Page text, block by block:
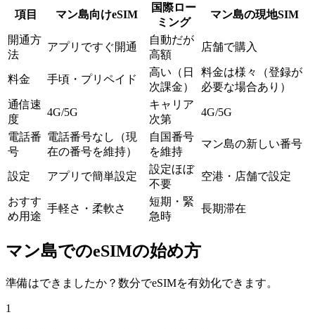
項目 マン島向けeSIM
国際ロー
ミング
マン島の現地SIM
開通方
法
アプリですぐ開通
自動だが
高額
店舗で購入
料金 手頃・プリペイド
高い（日
次課金）
料金は様々（登録が
必要な場合あり）
通信速
度
4G/5G
キャリア
次第
4G/5G
電話番
号
電話番号なし（現
在の番号を維持）
自国番号
を維持
マン島の新しい番号
設定 アプリで簡単設定
設定ほぼ
不要
空港・店舗で設定
おすす
め用途
手軽さ・柔軟さ
短期・緊
急時
長期滞在
マン島でのeSIMの始め方
準備はできましたか？数分でeSIMを有効化できます。
1